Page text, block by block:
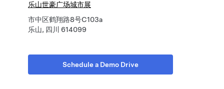
乐山世豪广场城市展
市中区鹤翔路8号C103a
乐山, 四川 614099
Schedule a Demo Drive